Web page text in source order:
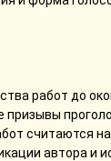
работ до
считаются
автора и